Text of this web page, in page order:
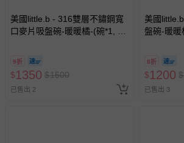
美國little.b - 316雙層不鏽鋼寬
口麥片吸盤碗-暖暖橘-(碗*1, 吸
9折
$1350 $1500
已售出 2
美國
盤碗-暖暖
8折
$1200 $
已售出 3